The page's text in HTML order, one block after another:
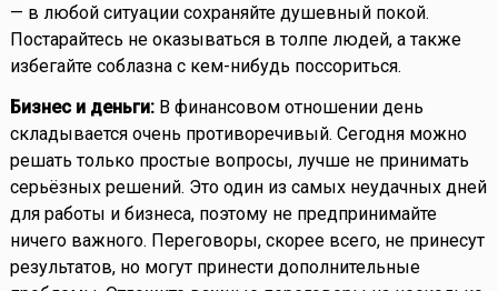
— в любой ситуации сохраняйте душевный покой.
Постарайтесь не оказываться в толпе людей, а также
избегайте соблазна с кем-нибудь поссориться.
Бизнес и деньги:В финансовом отношении день
складывается очень противоречивый. Сегодня можно
решать только простые вопросы, лучше не принимать
серьёзных решений. Это один из самых неудачных дней
для работы и бизнеса, поэтому не предпринимайте
ничего важного. Переговоры, скорее всего, не принесут
результатов, но могут принести дополнительные